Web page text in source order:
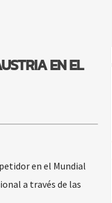
EN EL
en el Mundial
a través de las